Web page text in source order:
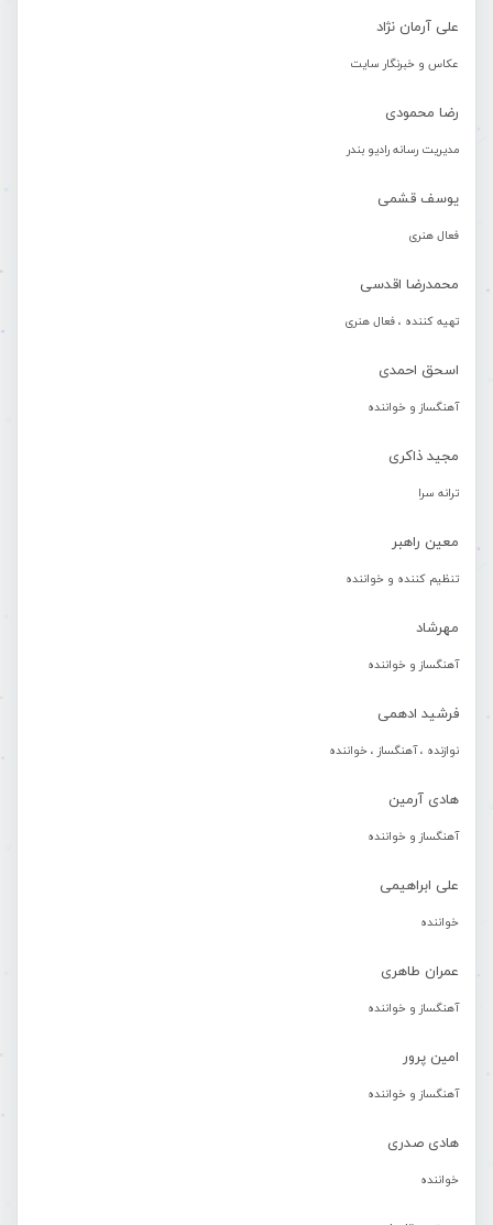
علی آرمان نژاد
عکاس و خبرنگار سایت
رضا محمودی
مدیریت رسانه رادیو بندر
یوسف قشمی
فعال هنری
محمدرضا اقدسی
تهیه کننده ، فعال هنری
اسحق احمدی
آهنگساز و خواننده
مجید ذاکری
ترانه سرا
معین راهبر
تنظیم کننده و خواننده
مهرشاد
آهنگساز و خواننده
فرشید ادهمی
نوازنده ، آهنگساز ، خواننده
هادی آرمین
آهنگساز و خواننده
علی ابراهیمی
خواننده
عمران طاهری
آهنگساز و خواننده
امین پرور
آهنگساز و خواننده
هادی صدری
خواننده